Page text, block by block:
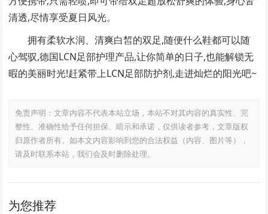
清透,尽情享受夏日风光。
拥有柔软水润、清爽白皙的双足,随便什么鞋都可以随
心驾驭,德国LCN足部护理产品,让你简单的日子,也能解锁无
暇的美丽时光!赶紧带上LCN足部防护剂,走进灿烂的阳光吧~
免责声明：文章内容不代表本站立场，本站不对其内容的真实性、完
整性、准确性给予任何担保、暗示和承诺，仅供读者参考，文章版权
归原作者所有。如本文内容影响到您的合法权益（内容、图片等），
请及时联系本站，我们会及时删除处理。
为您推荐